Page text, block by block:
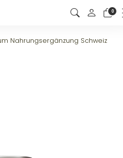
0
Nahrungsergänzung Schweiz